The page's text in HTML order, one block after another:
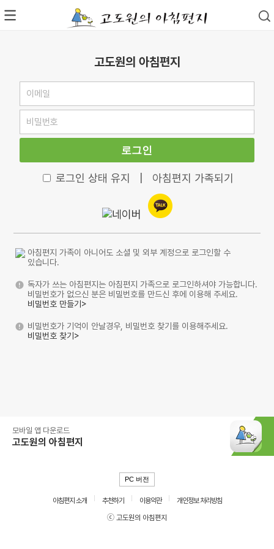
고도원의 아침편지
로그인
로그인 상태 유지 아침편지 가족되기
아침편지 가족이 아니어도 소셜 및 외부 계정으로 로그인할 수
있습니다.
독자가 쓰는 아침편지는 아침편지 가족으로 로그인하셔야 가능합니다.
비밀번호가 없으신 분은 비밀번호를 만드신 후에 이용해 주세요.
비밀번호 만들기>
비밀번호가 기억이 안날경우, 비밀번호 찾기를 이용해주세요.
비밀번호 찾기>
모바일 앱 다운로드
고도원의 아침편지
PC 버전
아침편지 소개 추천하기 이용약관
개인정보 처리방침
ⓒ 고도원의 아침편지